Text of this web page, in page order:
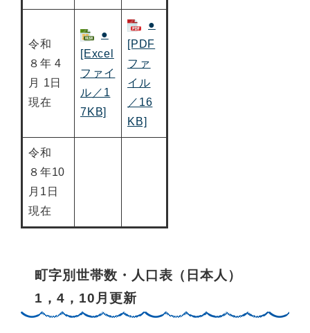
令和
８年 4
月 1日
現在
●
[Excel
ファイ
ル／1
7KB]
●
[PDF
ファ
イル
／16
KB]
令和
８年10
月1日
現在
町字別世帯数・人口表（日本人）
1，4，10月更新